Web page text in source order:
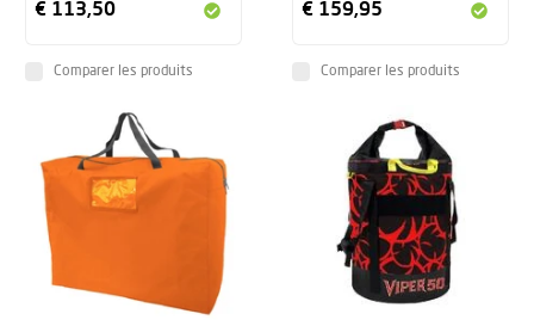
€ 113,50
Comparer les produits
€ 159,95
Comparer les produits